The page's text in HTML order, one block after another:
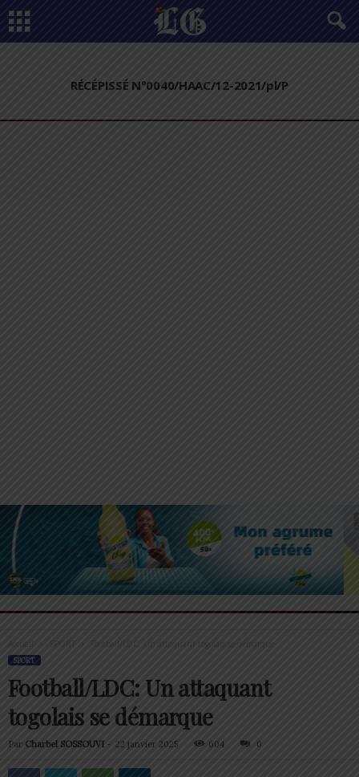
RÉCÉPISSÉ N°0040/HAAC/12-2021/pl/P
Accueil Football/LDC: Un attaquant togolais se démarque
SPORT
Football/LDC: Un attaquant
togolais se démarque
Par Charbel SOSSOUVI - 22 janvier 2025 604 0